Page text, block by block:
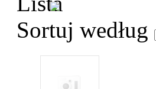
Sortuj według